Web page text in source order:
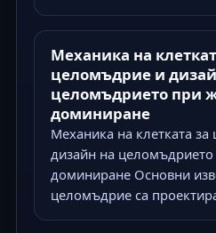
Механика на
целомъдрие и
целомъдрието при
доминиране
Механика на клетката
дизайн на целомъдрието
доминиране Основни
целомъдрие са